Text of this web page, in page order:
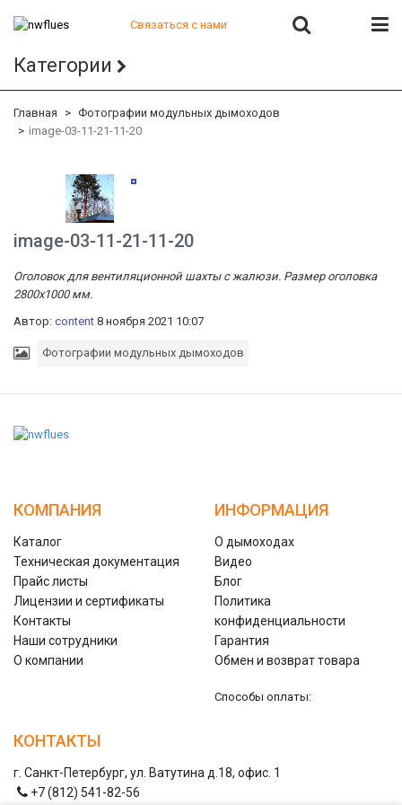
Связаться с нами
+7 (812) 542-07-85
Категории
Главная
Фотографии модульных дымоходов
image-03-11-21-11-20
image-03-11-21-11-20
Оголовок для вентиляционной шахты с жалюзи. Размер оголовка
2800х1000 мм.
Автор: content 8 ноября 2021 10:07
Фотографии модульных дымоходов
КОМПАНИЯ
Каталог
Техническая документация
Прайс листы
Лицензии и сертификаты
Контакты
Наши сотрудники
О компании
ИНФОРМАЦИЯ
О дымоходах
Видео
Блог
Политика
конфиденциальности
Гарантия
Обмен и возврат товара
Способы оплаты:
КОНТАКТЫ
г. Санкт-Петербург, ул. Ватутина д.18, офис. 1
+7 (812) 541-82-56